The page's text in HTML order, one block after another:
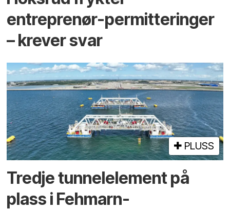
entreprenør-permitteringer
– krever svar
PLUSS
Tredje tunnel­element på
plass i Fehmarn-